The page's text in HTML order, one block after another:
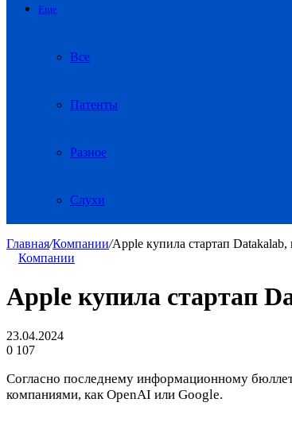
Еще
Все
Патенты
Разное
Слухи
Главная/Компании/Apple купила стартап
Компании
Apple купила стартап
23.04.2024
0 107
Согласно последнему информационному
компаниями, как OpenAI или Google.